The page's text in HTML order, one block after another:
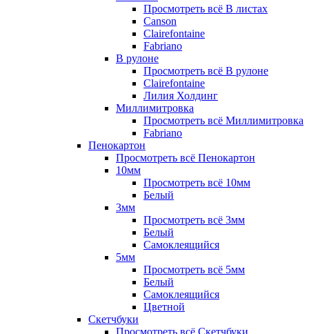
Просмотреть всё В листах
Canson
Clairefontaine
Fabriano
В рулоне
Просмотреть всё В рулоне
Clairefontaine
Лилия Холдинг
Миллимитровка
Просмотреть всё Миллимитровка
Fabriano
Пенокартон
Просмотреть всё Пенокартон
10мм
Просмотреть всё 10мм
Белый
3мм
Просмотреть всё 3мм
Белый
Самоклеящийся
5мм
Просмотреть всё 5мм
Белый
Самоклеящийся
Цветной
Скетчбуки
Просмотреть всё Скетчбуки